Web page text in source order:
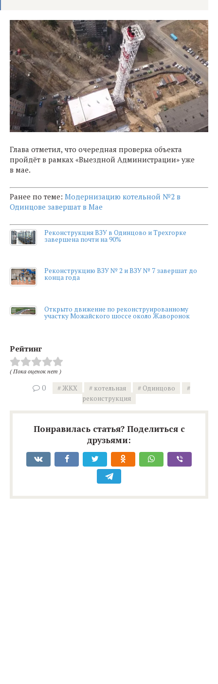
Глава отметил, что очередная проверка объекта
пройдёт в рамках «Выездной Администрации» уже
в мае.
Ранее по теме: Модернизацию котельной №2 в
Одинцове завершат в Мае
Реконструкция ВЗУ в Одинцово и Трехгорке
завершена почти на 90%
Реконструкцию ВЗУ № 2 и ВЗУ № 7 завершат до
конца года
Открыто движение по реконструированному
участку Можайского шоссе около Жаворонок
Рейтинг
( Пока оценок нет )
0 ЖКХ котельная
Одинцово
реконструкция
Понравилась статья? Поделиться с
друзьями: